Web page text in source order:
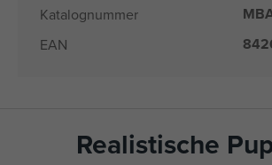
Katalognummer
EAN
Realistische